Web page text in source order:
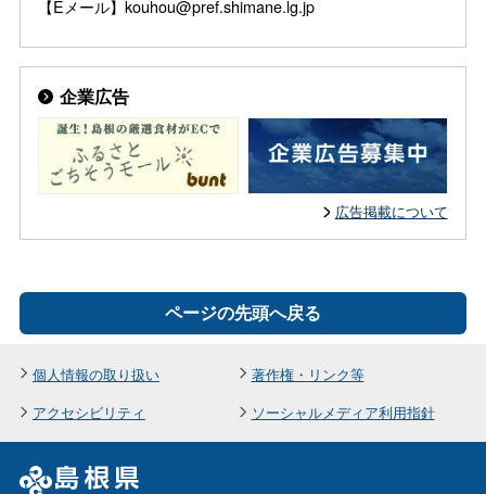
【Eメール】kouhou@pref.shimane.lg.jp
企業広告
広告掲載について
ページの先頭へ戻る
個人情報の取り扱い
著作権・リンク等
アクセシビリティ
ソーシャルメディア利用指針